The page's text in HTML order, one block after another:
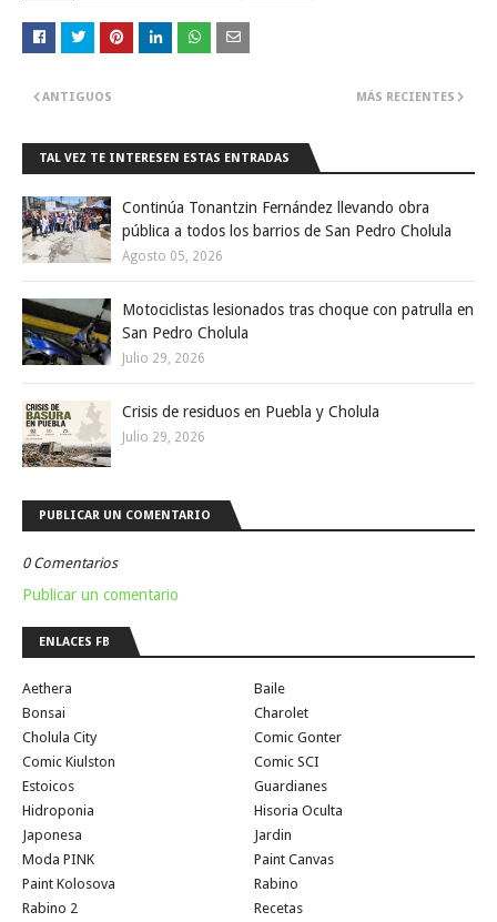
MÁS RECIENTES
ANTIGUOS
TAL VEZ TE INTERESEN ESTAS ENTRADAS
Continúa Tonantzin Fernández llevando obra
pública a todos los barrios de San Pedro Cholula
Agosto 05, 2026
Motociclistas lesionados tras choque con patrulla en
San Pedro Cholula
Julio 29, 2026
Crisis de residuos en Puebla y Cholula
Julio 29, 2026
PUBLICAR UN COMENTARIO
0 Comentarios
Publicar un comentario
ENLACES FB
Aethera
Baile
Bonsai
Charolet
Cholula City
Comic Gonter
Comic Kiulston
Comic SCI
Estoicos
Guardianes
Hidroponia
Hisoria Oculta
Japonesa
Jardin
Moda PINK
Paint Canvas
Paint Kolosova
Rabino
Rabino 2
Recetas